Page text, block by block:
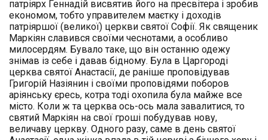
патріярх Геннадій висвятив його на пресвітера і зробив
економом, тобто управителем маєтку і доходів
патріяршої (великої) церкви святої Софії. Як священик
Маркіян славився своїми чеснотами, а особливо
милосердям. Бувало таке, що він останню одежу
знімав із себе і давав бідному. Була в Царгороді
церква святої Анастасії, де раніше проповідував
Григорій Назіянин і своїми проповідями поборов
аріянську єресь, котра тоді охопила була майже все
місто. Коли ж та церква ось-ось мала завалитися, то
святий Маркіян на свої гроші побудував нову,
величаву церкву. Одного разу, саме в день святої